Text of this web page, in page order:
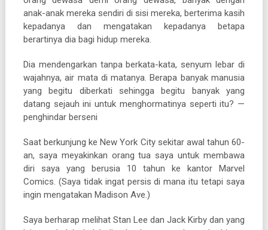
anak-anak mereka sendiri di sisi mereka, berterima kasih
kepadanya dan mengatakan kepadanya betapa
berartinya dia bagi hidup mereka.
Dia mendengarkan tanpa berkata-kata, senyum lebar di
wajahnya, air mata di matanya. Berapa banyak manusia
yang begitu diberkati sehingga begitu banyak yang
datang sejauh ini untuk menghormatinya seperti itu? —
penghindar berseni
Saat berkunjung ke New York City sekitar awal tahun 60-
an, saya meyakinkan orang tua saya untuk membawa
diri saya yang berusia 10 tahun ke kantor Marvel
Comics. (Saya tidak ingat persis di mana itu tetapi saya
ingin mengatakan Madison Ave.)
Saya berharap melihat Stan Lee dan Jack Kirby dan yang